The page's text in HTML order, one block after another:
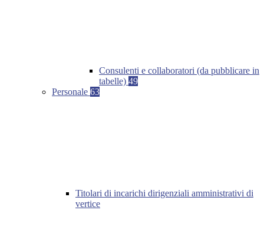
Consulenti e collaboratori (da pubblicare in
tabelle) 49
Personale 63
Titolari di incarichi dirigenziali amministrativi di
vertice